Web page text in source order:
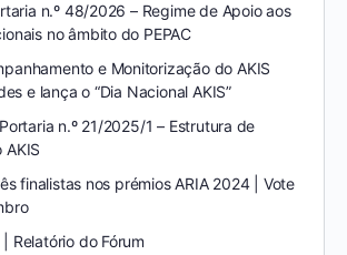
n.º 48/2026 – Regime de Apoio aos
no âmbito do PEPAC
e Monitorização do AKIS
e lança o “Dia Nacional AKIS”
n.º 21/2025/1 – Estrutura de
AKIS
finalistas nos prémios ARIA 2024 | Vote
| Relatório do Fórum